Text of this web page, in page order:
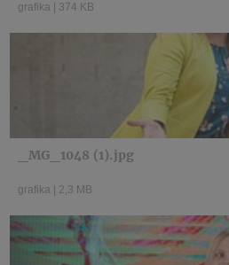
grafika 374 KB
_MG_1048 (1).jpg
grafika 2,3 MB